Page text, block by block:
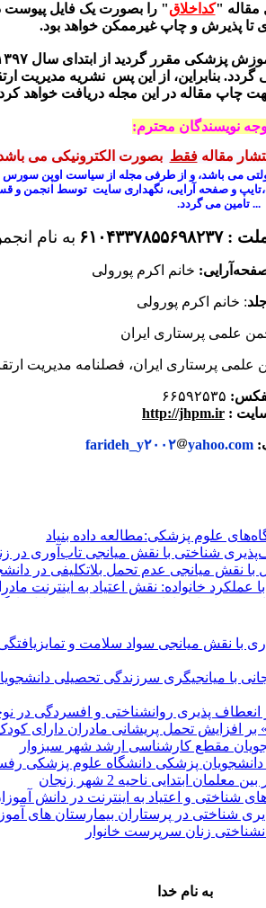
مقاله "کداخلاق" را بصورت یک فایل پیوست
تا پذیرش و چاپ غیرممکن خواهد بود.
از ابتدای سال ۱۳۹۷، ثبت و نمایش شناسه رایگان
بنابراین، از این پس نشریه مدیریت
چاپ مقاله در این مجله دریافت خواهد کرد
نویسندگان محترم:
مقالهفقط بصورت الکترونیکی می
می باشد، و از طرفی مجله از سیاست اوپن سورس
و صفحه آرایی، نگهداری سایت توسط انجمن و
... تامین می گردد.
به نام
خانم اکرم پورولی
: خانم اکرم پورولی
علمی پرستاری ایران
پرستاری ایران، فصلنامه مدیریت ارتقای
۶۶۵۹۲۵۳۵
:
http://jhpm.ir
farideh_y۲۰۰۲
yahoo.com
علوم پزشکی:مطالعه داده بنیاد
شناختی با نقش میانجی تاب‌آوری در
نقش میانجی عدم تحمل بلاتکلیفی در
خانواده: نقش اعتیاد به اینترنت
مادران دارای فرزند مبتلا به اختلال
ورزی وخلاقیت در نوجوانان دختر شهر
علوم پزشکی:مطالعه داده بنیاد
شناختی با نقش میانجی تاب‌آوری در
نقش میانجی عدم تحمل بلاتکلیفی در
خانواده: نقش اعتیاد به اینترنت
مادران دارای فرزند مبتلا به اختلال
ورزی وخلاقیت در نوجوانان دختر شهر
با نقش میانجی سواد سلامت و
با میانجیگری سرزندگی تحصیلی
پذیری روانشناختی و افسردگی در
افزایش تحمل پریشانی مادران دارای
مقطع کارشناسی ارشد شهر سبزوار
پزشکی دانشگاه علوم پزشکی
ناحیه 2 شهر زنجان
های شناختی و اعتیاد به اینترنت در دانش
شناختی در پرستاران بیمارستان های
زنان سرپرست خانوار
به نام خدا